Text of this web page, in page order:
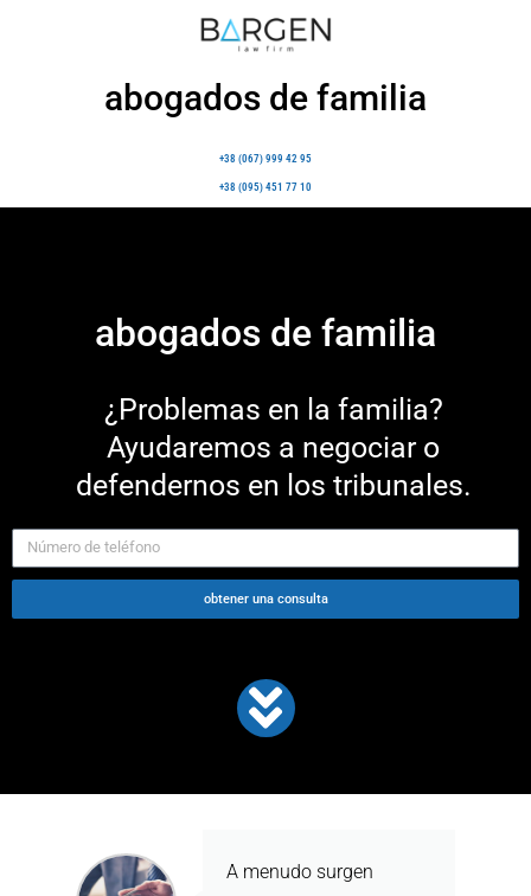
abogados de familia
+38 (067) 999 42 95
+38 (095) 451 77 10
abogados de familia
¿Problemas en la familia?
Ayudaremos a negociar o
defendernos en los tribunales.
obtener una consulta
A menudo surgen